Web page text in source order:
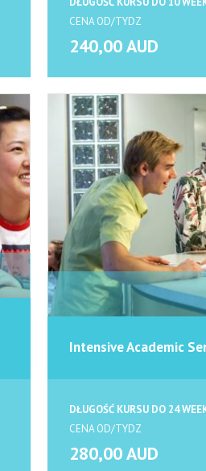
CENA OD/TYDZ
240,00 AUD
Intensive Academic
DŁUGOŚĆ KURSU DO 24
CENA OD/TYDZ
280,00 AUD